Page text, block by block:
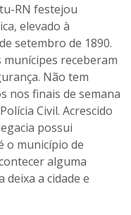
RN festejou
elevado à
setembro de 1890.
receberam
Não tem
nos finais de semana
Civil. Acrescido
possui
o município de
alguma
a cidade e